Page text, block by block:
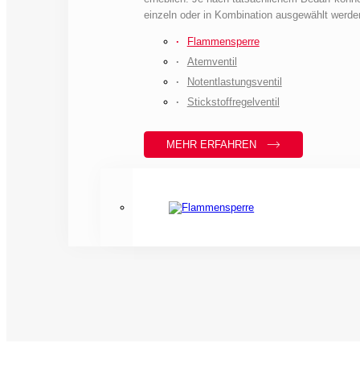
einzeln oder in Kombination ausgewählt
Flammensperre
Atemventil
Notentlastungsventil
Stickstoffregelventil
MEHR ERFAHREN